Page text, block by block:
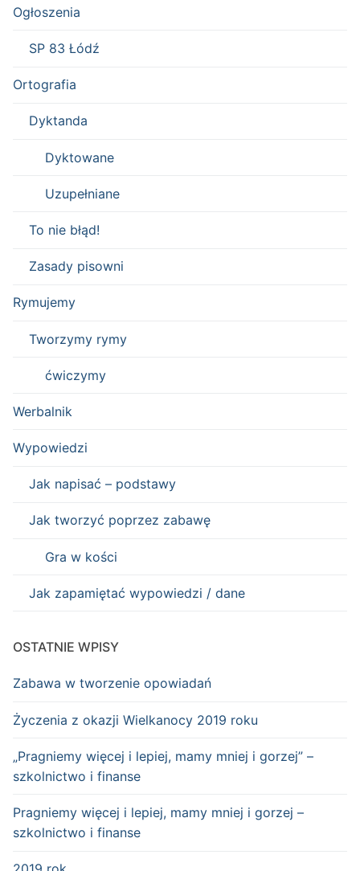
Ogłoszenia
SP 83 Łódź
Ortografia
Dyktanda
Dyktowane
Uzupełniane
To nie błąd!
Zasady pisowni
Rymujemy
Tworzymy rymy
ćwiczymy
Werbalnik
Wypowiedzi
Jak napisać – podstawy
Jak tworzyć poprzez zabawę
Gra w kości
Jak zapamiętać wypowiedzi / dane
OSTATNIE WPISY
Zabawa w tworzenie opowiadań
Życzenia z okazji Wielkanocy 2019 roku
„Pragniemy więcej i lepiej, mamy mniej i gorzej” –
szkolnictwo i finanse
Pragniemy więcej i lepiej, mamy mniej i gorzej –
szkolnictwo i finanse